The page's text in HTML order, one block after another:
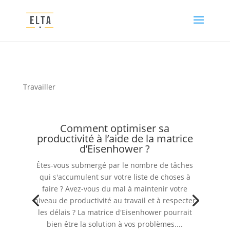
Travailler
Comment optimiser sa
productivité à l’aide de la matrice
d’Eisenhower ?
Êtes-vous submergé par le nombre de tâches
qui s'accumulent sur votre liste de choses à
faire ? Avez-vous du mal à maintenir votre
niveau de productivité au travail et à respecter
les délais ? La matrice d'Eisenhower pourrait
bien être la solution à vos problèmes....